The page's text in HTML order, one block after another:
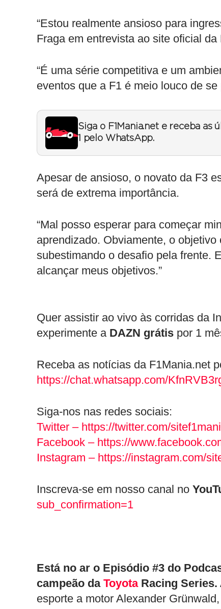
“Estou realmente ansioso para
Fraga em entrevista ao site oficial da
“É uma série competitiva e um
eventos que a F1 é meio louco de se
Siga o F1Mania.net e receba as
1 pelo WhatsApp.
Apesar de ansioso, o novato da F3
será de extrema importância.
“Mal posso esperar para começar
aprendizado. Obviamente, o
subestimando o desafio pela frente.
alcançar meus objetivos.”
Quer assistir ao vivo às corridas da
experimente a DAZN grátis por 1
Receba as notícias da F1Mania.net
https://chat.whatsapp.com/
Siga-nos nas redes sociais:
Twitter – https://twitter.com/
Facebook – https://
Instagram – https://instagram.com/
Inscreva-se em nosso canal no
sub_confirmation=1
Está no ar o Episódio #3 do
campeão da ToyotaRacing Series.
esporte a motor Alexander